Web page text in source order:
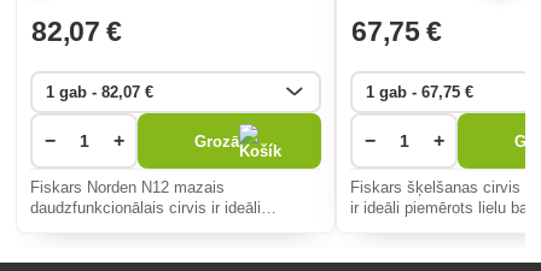
82,07 €
− + Grozā
Fiskars Norden N12 mazais
daudzfunkcionālais cirvis ir ideāli
67,75 €
− +
Fiskars šķelšanas cirvis
ir ideāli piemērots lielu